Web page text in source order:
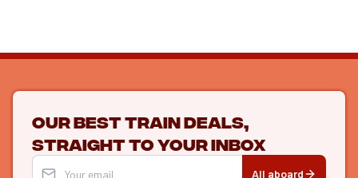
Our best train deals,
straight to your inbox
All aboard